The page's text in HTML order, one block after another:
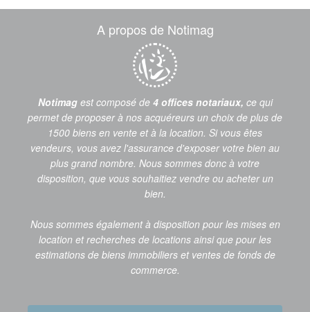
A propos de Notimag
Notimag est composé de 4 offices notariaux, ce qui
permet de proposer à nos acquéreurs un choix de plus de
1500 biens en vente et à la location. Si vous êtes
vendeurs, vous avez l'assurance d'exposer votre bien au
plus grand nombre. Nous sommes donc à votre
disposition, que vous souhaitiez vendre ou acheter un
bien.
Nous sommes également à disposition pour les mises en
location et recherches de locations ainsi que pour les
estimations de biens immobiliers et ventes de fonds de
commerce.